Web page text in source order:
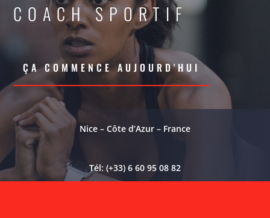
COACH SPORTIF
ÇA COMMENCE AUJOURD'HUI
Nice – Côte d’Azur – France
Tél: (+33) 6 60 95 08 82